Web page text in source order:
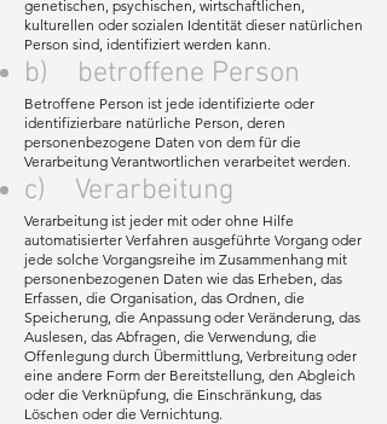
genetischen, psychischen, wirtschaftlichen,
kulturellen oder sozialen Identität dieser natürlichen
Person sind, identifiziert werden kann.
b) betroffene Person
Betroffene Person ist jede identifizierte oder
identifizierbare natürliche Person, deren
personenbezogene Daten von dem für die
Verarbeitung Verantwortlichen verarbeitet werden.
c) Verarbeitung
Verarbeitung ist jeder mit oder ohne Hilfe
automatisierter Verfahren ausgeführte Vorgang oder
jede solche Vorgangsreihe im Zusammenhang mit
personenbezogenen Daten wie das Erheben, das
Erfassen, die Organisation, das Ordnen, die
Speicherung, die Anpassung oder Veränderung, das
Auslesen, das Abfragen, die Verwendung, die
Offenlegung durch Übermittlung, Verbreitung oder
eine andere Form der Bereitstellung, den Abgleich
oder die Verknüpfung, die Einschränkung, das
Löschen oder die Vernichtung.